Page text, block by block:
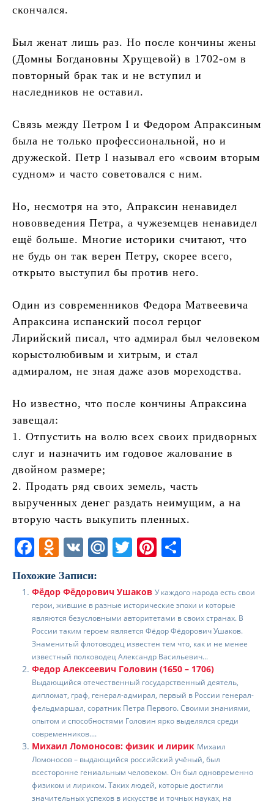
скончался.
Был женат лишь раз. Но после кончины жены
(Домны Богдановны Хрущевой) в 1702-ом в
повторный брак так и не вступил и
наследников не оставил.
Связь между Петром I и Федором Апраксиным
была не только профессиональной, но и
дружеской. Петр I называл его «своим вторым
судном» и часто советовался с ним.
Но, несмотря на это, Апраксин ненавидел
нововведения Петра, а чужеземцев ненавидел
ещё больше. Многие историки считают, что
не будь он так верен Петру, скорее всего,
открыто выступил бы против него.
Один из современников Федора Матвеевича
Апраксина испанский посол герцог
Лирийский писал, что адмирал был человеком
корыстолюбивым и хитрым, и стал
адмиралом, не зная даже азов мореходства.
Но известно, что после кончины Апраксина
завещал:
1. Отпустить на волю всех своих придворных
слуг и назначить им годовое жалование в
двойном размере;
2. Продать ряд своих земель, часть
вырученных денег раздать неимущим, а на
вторую часть выкупить пленных.
F
c
e
b
o
o
k
O
d
n
o
kl
a
ss
ni
ki
V M
l.
R
u
T
itt
er
Pi
er
e
st
п
р
а
в
и
т
ь
Похожие Записи:
Фёдор Фёдорович Ушаков У каждого народа есть свои
герои, жившие в разные исторические эпохи и которые
являются безусловными авторитетами в своих странах. В
России таким героем является Фёдор Фёдорович Ушаков.
Знаменитый флотоводец известен тем что, как и не менее
известный полководец Александр Васильевич...
Федор Алексеевич Головин (1650 – 1706)
Выдающийся отечественный государственный деятель,
дипломат, граф, генерал-адмирал, первый в России генерал-
фельдмаршал, соратник Петра Первого. Своими знаниями,
опытом и способностями Головин ярко выделялся среди
современников....
Михаил Ломоносов: физик и лирик Михаил
Ломоносов – выдающийся российский учёный, был
всесторонне гениальным человеком. Он был одновременно
физиком и лириком. Таких людей, которые достигли
значительных успехов в искусстве и точных науках, на